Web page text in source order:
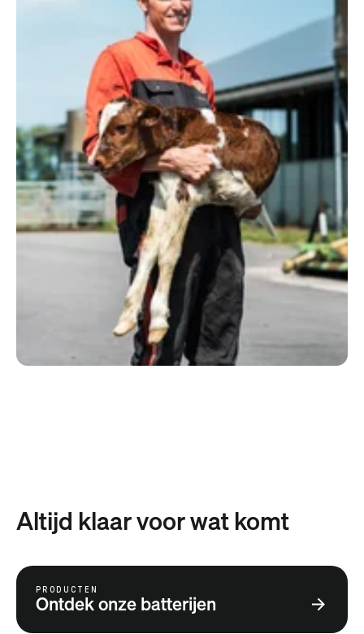
Altijd klaar voor wat komt
PRODUCTEN
Ontdek onze batterijen